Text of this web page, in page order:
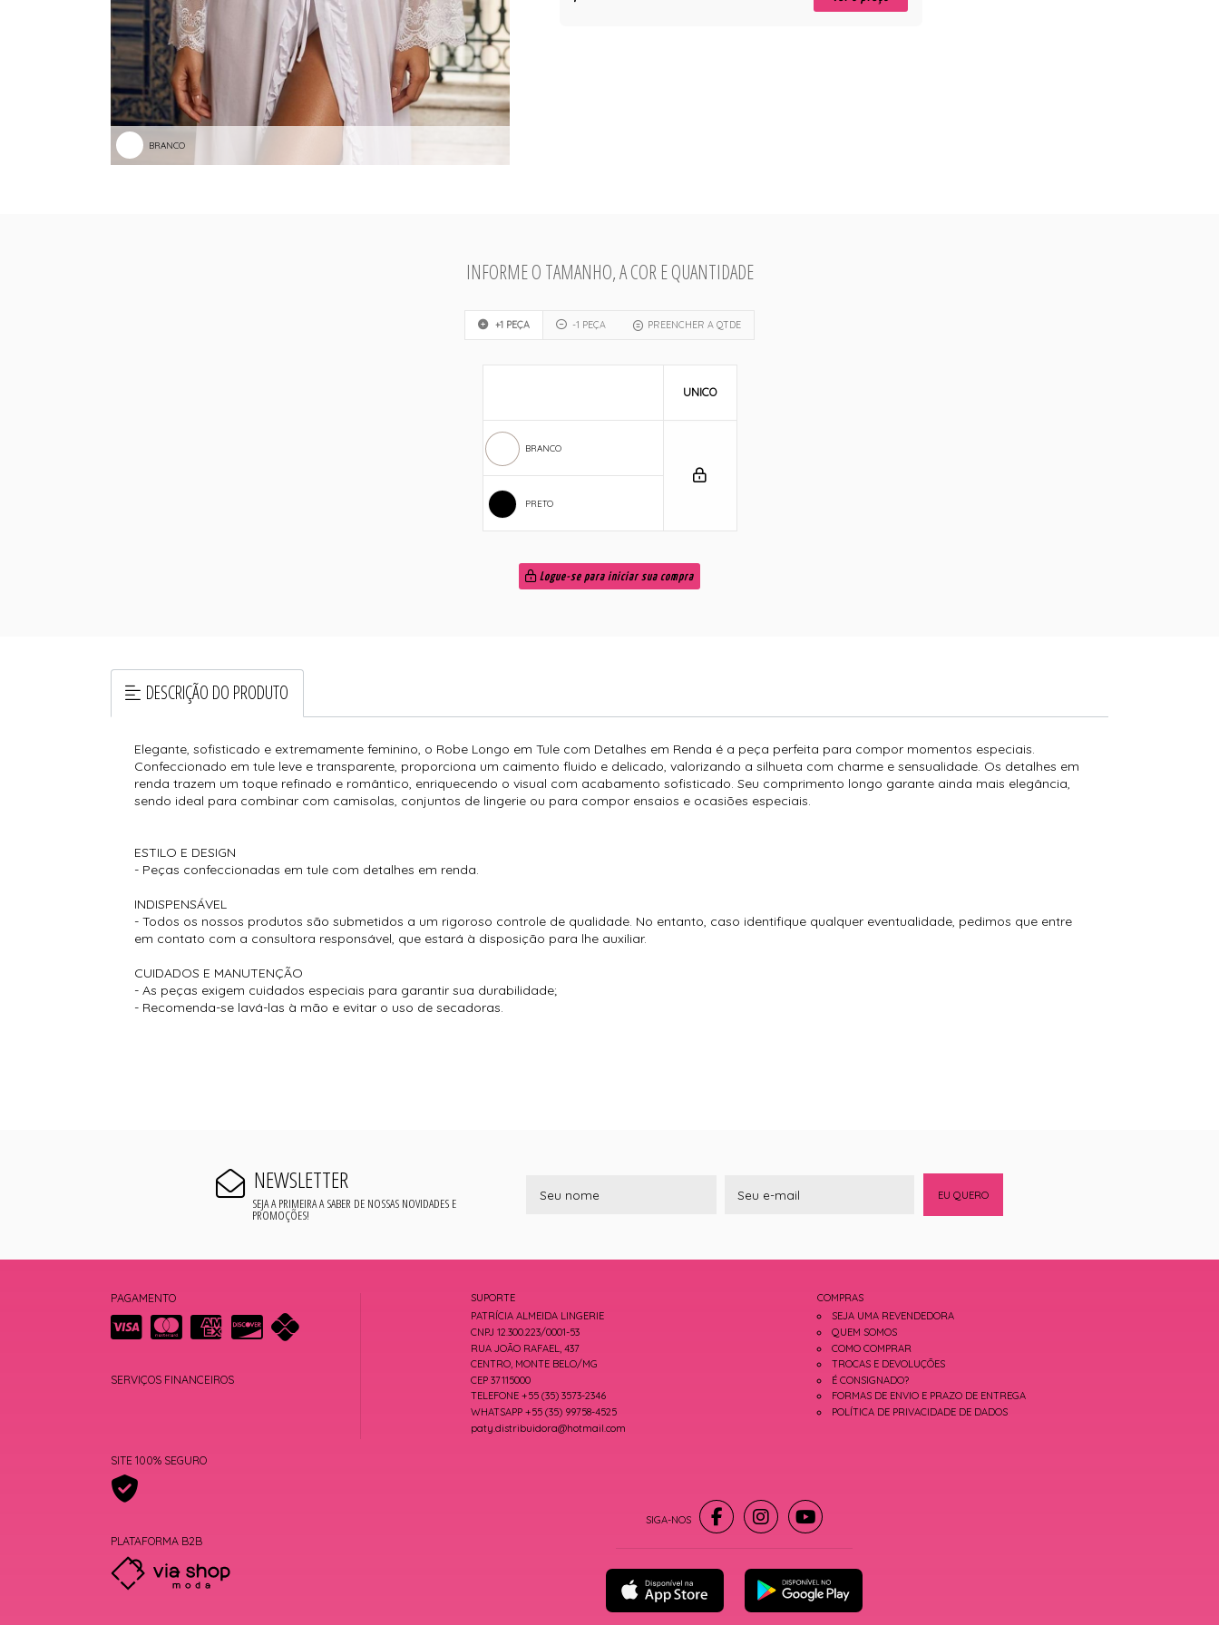
BRANCO
INFORME O TAMANHO, A COR E QUANTIDADE
+1 PEÇA -1 PEÇA PREENCHER A QTDE
BRANCO
PRETO
UNICO
Logue-se para iniciar sua compra
DESCRIÇÃO DO PRODUTO
Elegante, sofisticado e extremamente feminino, o Robe Longo em Tule com Detalhes em Renda é a peça perfeita para compor momentos especiais.
Confeccionado em tule leve e transparente, proporciona um caimento fluido e delicado, valorizando a silhueta com charme e sensualidade. Os detalhes em
renda trazem um toque refinado e romântico, enriquecendo o visual com acabamento sofisticado. Seu comprimento longo garante ainda mais elegância,
sendo ideal para combinar com camisolas, conjuntos de lingerie ou para compor ensaios e ocasiões especiais.
ESTILO E DESIGN
- Peças confeccionadas em tule com detalhes em renda.
INDISPENSÁVEL
- Todos os nossos produtos são submetidos a um rigoroso controle de qualidade. No entanto, caso identifique qualquer eventualidade, pedimos que entre
em contato com a consultora responsável, que estará à disposição para lhe auxiliar.
CUIDADOS E MANUTENÇÃO
- As peças exigem cuidados especiais para garantir sua durabilidade;
- Recomenda-se lavá-las à mão e evitar o uso de secadoras.
NEWSLETTER
SEJA A PRIMEIRA A SABER DE NOSSAS NOVIDADES E
PROMOÇÕES!
EU QUERO
PAGAMENTO
SERVIÇOS FINANCEIROS
SITE 100% SEGURO
PLATAFORMA B2B
SUPORTE
PATRÍCIA ALMEIDA LINGERIE
CNPJ 12.300.223/0001-53
RUA JOÃO RAFAEL, 437
CENTRO, MONTE BELO/MG
CEP 37115000
TELEFONE +55 (35) 3573-2346
WHATSAPP +55 (35) 99758-4525
paty.distribuidora@hotmail.com
COMPRAS
SEJA UMA REVENDEDORA
QUEM SOMOS
COMO COMPRAR
TROCAS E DEVOLUÇÕES
É CONSIGNADO?
FORMAS DE ENVIO E PRAZO DE ENTREGA
POLÍTICA DE PRIVACIDADE DE DADOS